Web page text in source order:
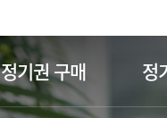
정기권 구매 정